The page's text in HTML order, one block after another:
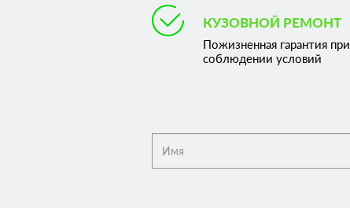
КУЗОВНОЙ РЕМОНТ
Пожизненная гарантия при
соблюдении условий